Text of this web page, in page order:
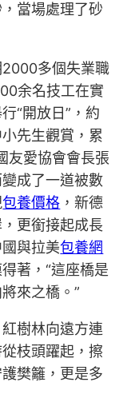
當場處理了砂
2000多個失業職
余名技工在實
“開放日”，約
先生觀賞，累
友愛協會會長張
成了一道被數
包養價格 ，新德
更銜接起成長
與拉美包養網
著，“這座橋是
來之橋。”
樹林向遠方連
枝頭躍起，擦
樊籬，更是多